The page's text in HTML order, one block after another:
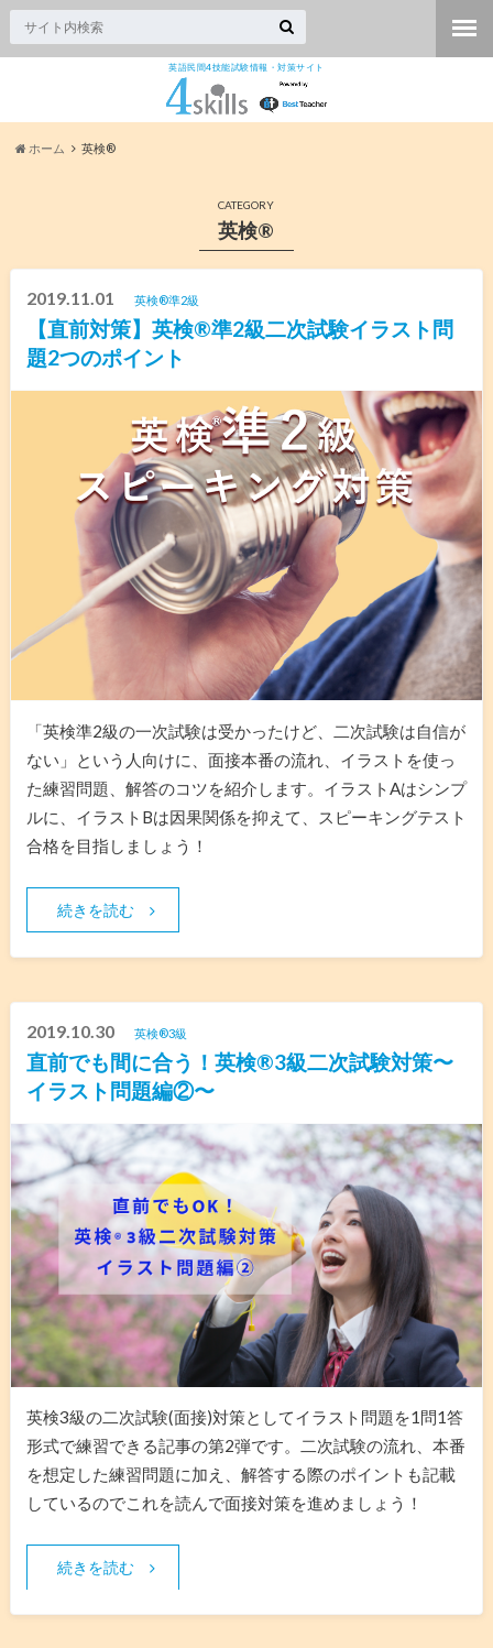
英語民間4技能試験情報・対策サイト
ホーム 英検®︎
CATEGORY
英検®︎
2019.11.01 英検®︎準2級
【直前対策】英検®️準2級二次試験イラスト問
題2つのポイント
「英検準2級の一次試験は受かったけど、二次試験は自信が
ない」という人向けに、面接本番の流れ、イラストを使っ
た練習問題、解答のコツを紹介します。イラストAはシンプ
ルに、イラストBは因果関係を抑えて、スピーキングテスト
合格を目指しましょう！
続きを読む
2019.10.30 英検®︎3級
直前でも間に合う！英検®️3級二次試験対策〜
イラスト問題編②〜
英検3級の二次試験(面接)対策としてイラスト問題を1問1答
形式で練習できる記事の第2弾です。二次試験の流れ、本番
を想定した練習問題に加え、解答する際のポイントも記載
しているのでこれを読んで面接対策を進めましょう！
続きを読む